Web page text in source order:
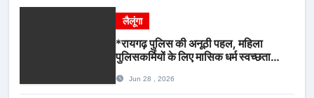
लैलूंगा
*रायगढ़ पुलिस की अनूठी पहल, महिला
पुलिसकर्मियों के लिए मासिक धर्म स्वच्छता
Jun 28 , 2026